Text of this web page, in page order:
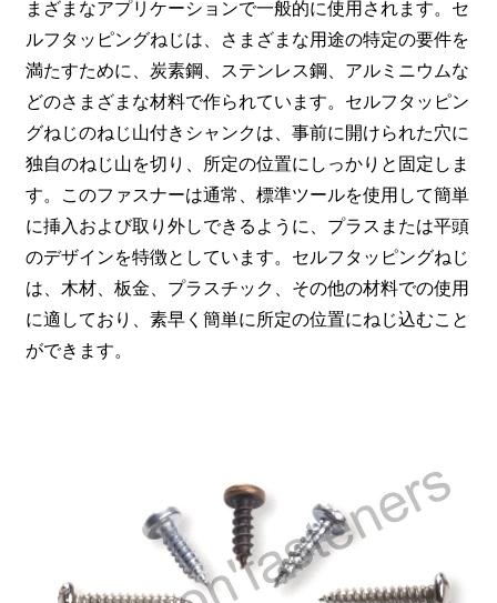
まざまなアプリケーションで一般的に使用されます。セ
ルフタッピングねじは、さまざまな用途の特定の要件を
満たすために、炭素鋼、ステンレス鋼、アルミニウムな
どのさまざまな材料で作られています。セルフタッピン
グねじのねじ山付きシャンクは、事前に開けられた穴に
独自のねじ山を切り、所定の位置にしっかりと固定しま
す。このファスナーは通常、標準ツールを使用して簡単
に挿入および取り外しできるように、プラスまたは平頭
のデザインを特徴としています。セルフタッピングねじ
は、木材、板金、プラスチック、その他の材料での使用
に適しており、素早く簡単に所定の位置にねじ込むこと
ができます。